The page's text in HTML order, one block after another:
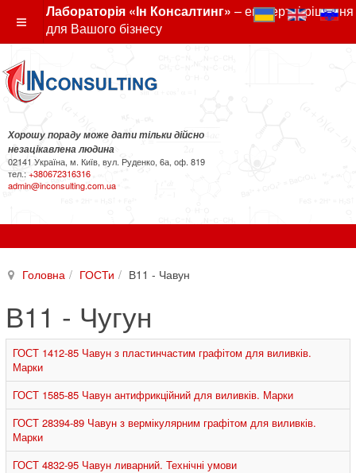
Лабораторія «Ін Консалтинг» – експертні рішення
для Вашого бізнесу
Хорошу пораду може дати тільки дійсно
незацікавлена людина
02141 Україна, м. Київ, вул. Руденко, 6а, оф. 819
тел.: +380672316316
admin@inconsulting.com.ua
Головна ГОСТи В11 - Чавун
В11 - Чугун
ГОСТ 1412-85 Чавун з пластинчастим графітом для виливків.
Марки
ГОСТ 1585-85 Чавун антифрикційний для виливків. Марки
ГОСТ 28394-89 Чавун з вермікулярним графітом для виливків.
Марки
ГОСТ 4832-95 Чавун ливарний. Технічні умови